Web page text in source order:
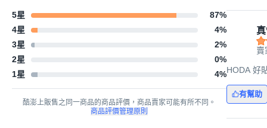
5星 87%
4星
4%
3星
2%
2星
0%
1星
4%
酷澎上販售之同一商品的商品評價，商品賣家可能有所不同。
商品評價管理原則
賣
HODA 好
有幫助